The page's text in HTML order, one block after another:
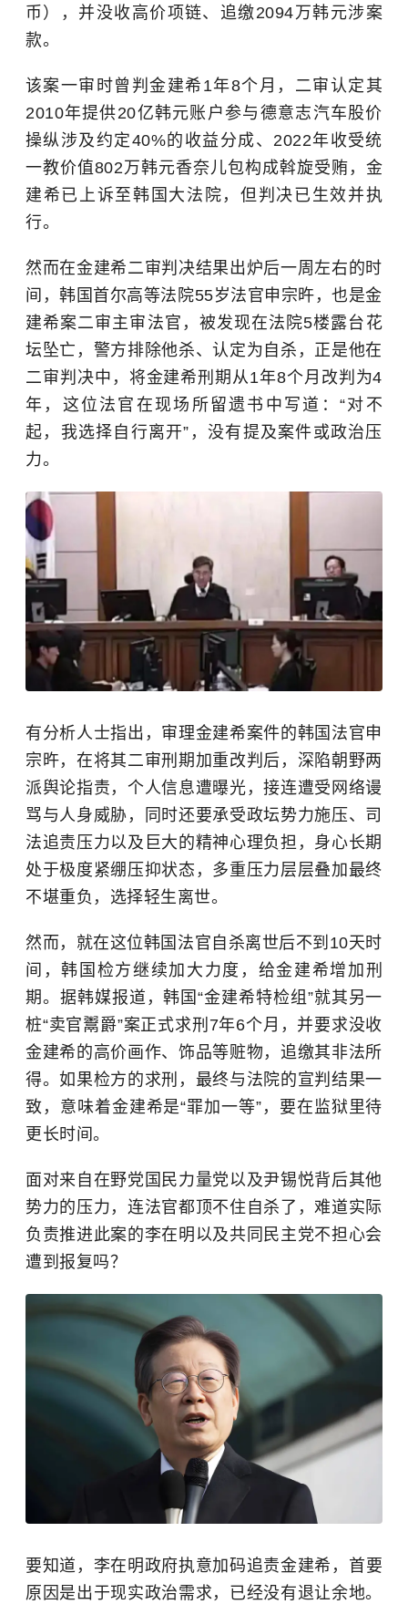
币），并没收高价项链、追缴2094万韩元涉案
款。
该案一审时曾判金建希1年8个月，二审认定其
2010年提供20亿韩元账户参与德意志汽车股价
操纵涉及约定40%的收益分成、2022年收受统
一教价值802万韩元香奈儿包构成斡旋受贿，金
建希已上诉至韩国大法院，但判决已生效并执
行。
然而在金建希二审判决结果出炉后一周左右的时
间，韩国首尔高等法院55岁法官申宗旿，也是金
建希案二审主审法官，被发现在法院5楼露台花
坛坠亡，警方排除他杀、认定为自杀，正是他在
二审判决中，将金建希刑期从1年8个月改判为4
年，这位法官在现场所留遗书中写道：“对不
起，我选择自行离开”，没有提及案件或政治压
力。
有分析人士指出，审理金建希案件的韩国法官申
宗旿，在将其二审刑期加重改判后，深陷朝野两
派舆论指责，个人信息遭曝光，接连遭受网络谩
骂与人身威胁，同时还要承受政坛势力施压、司
法追责压力以及巨大的精神心理负担，身心长期
处于极度紧绷压抑状态，多重压力层层叠加最终
不堪重负，选择轻生离世。
然而，就在这位韩国法官自杀离世后不到10天时
间，韩国检方继续加大力度，给金建希增加刑
期。据韩媒报道，韩国“金建希特检组”就其另一
桩“卖官鬻爵”案正式求刑7年6个月，并要求没收
金建希的高价画作、饰品等赃物，追缴其非法所
得。如果检方的求刑，最终与法院的宣判结果一
致，意味着金建希是“罪加一等”，要在监狱里待
更长时间。
面对来自在野党国民力量党以及尹锡悦背后其他
势力的压力，连法官都顶不住自杀了，难道实际
负责推进此案的李在明以及共同民主党不担心会
遭到报复吗？
要知道，李在明政府执意加码追责金建希 ，首要
原因是出于现实政治需求，已经没有退让余地。